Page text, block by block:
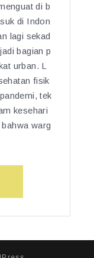
di b
di Indon
lagi sekad
bagian p
urban. L
fisik
tek
kesehari
warg